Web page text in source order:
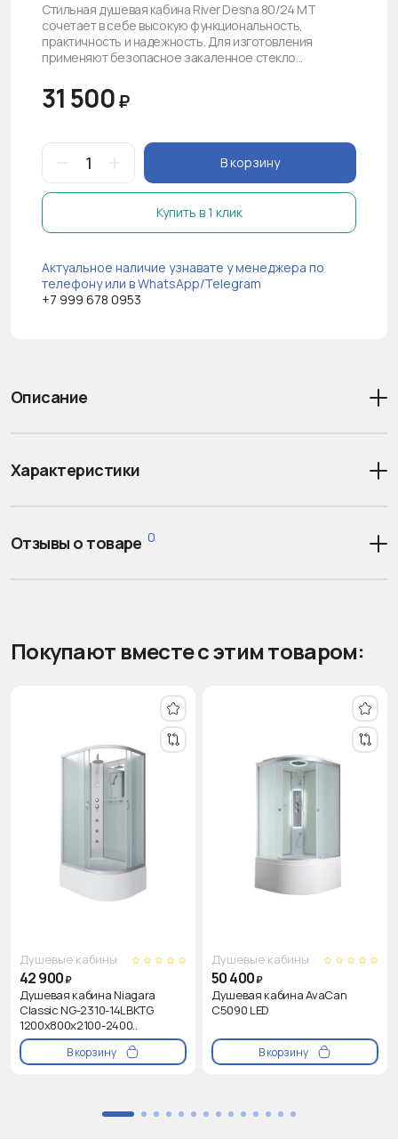
Стильная душевая кабина River Desna 80/24 МТ
сочетает в себе высокую функциональность,
практичность и надежность. Для изготовления
применяют безопасное закаленное стекло...
31 500₽
В корзину
Купить в 1 клик
Актуальное наличие узнавате у менеджера по
телефону или в WhatsApp/Telegram
+7 999 678 0953
Описание
Характеристики
Отзывы о товаре 0
Покупают вместе с этим товаром:
Душевые кабины
42 900₽
Душевая кабина Niagara
Classic NG-2310-14LBKTG
1200х800х2100-2400..
В корзину
Душевые кабины
50 400₽
Душевая кабина AvaCan
C5090 LED
В корзину